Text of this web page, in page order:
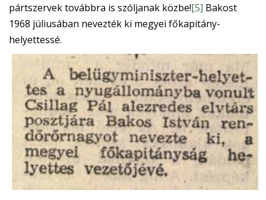
pártszervek továbbra is szóljanak közbe![5] Bakost
1968 júliusában nevezték ki megyei főkapitány-
helyettessé.